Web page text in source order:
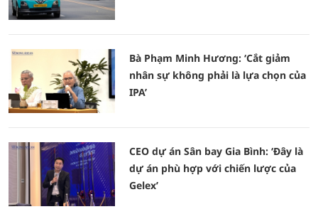
Bà Phạm Minh Hương: ‘Cắt giảm
nhân sự không phải là lựa chọn của
IPA’
CEO dự án Sân bay Gia Bình: ‘Đây là
dự án phù hợp với chiến lược của
Gelex’